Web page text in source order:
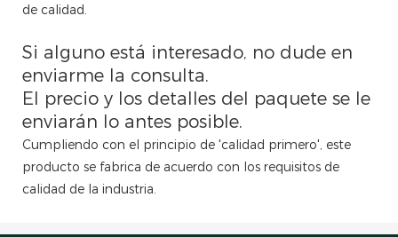
de calidad.
Si alguno está interesado, no dude en
enviarme la consulta.
El precio y los detalles del paquete se le
enviarán lo antes posible.
Cumpliendo con el principio de 'calidad primero', este
producto se fabrica de acuerdo con los requisitos de
calidad de la industria.